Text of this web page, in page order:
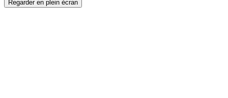
Regarder en plein écran